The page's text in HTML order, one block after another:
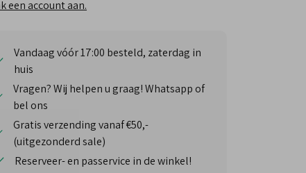
een account aan.
Vandaag vóór 17:00 besteld, zaterdag in
huis
Vragen? Wij helpen u graag! Whatsapp of
bel ons
Gratis verzending vanaf €50,-
(uitgezonderd sale)
Reserveer- en passervice in de winkel!